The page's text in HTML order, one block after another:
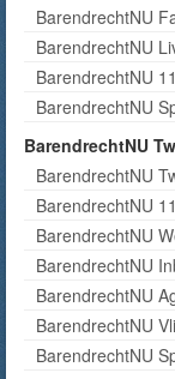
BarendrechtNU
BarendrechtNU
BarendrechtNU
BarendrechtNU
BarendrechtNU
BarendrechtNU
BarendrechtNU
BarendrechtNU
BarendrechtNU
BarendrechtNU
BarendrechtNU
BarendrechtNU